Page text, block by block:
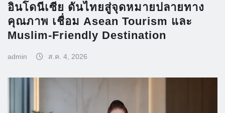
อินโดนีเซีย ดันไทยสู่จุดหมายปลายทาง
คุณภาพ เชื่อม Asean Tourism และ
Muslim-Friendly Destination
admin ส.ค. 4, 2026